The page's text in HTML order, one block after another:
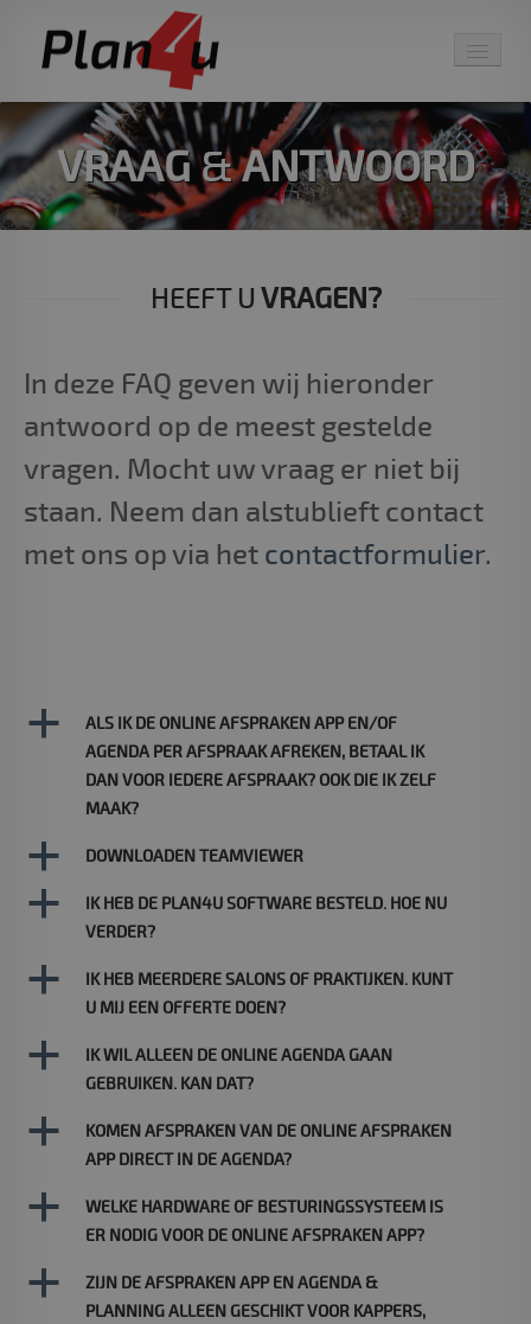
HOME
ONLINE AFSPRAKEN
AGENDA & PLANNING
DEMO
PRIJZEN
CONTACT
VRAAG&ANTWOORD
HEEFT U VRAGEN?
In deze FAQ geven wij hieronder
antwoord op de meest gestelde
vragen. Mocht uw vraag er niet bij
staan. Neem dan alstublieft contact
met ons op via het contactformulier.
a
ALS IK DE ONLINE AFSPRAKEN APP EN/OF
AGENDA PER AFSPRAAK AFREKEN, BETAAL IK
DAN VOOR IEDERE AFSPRAAK? OOK DIE IK ZELF
MAAK?
a DOWNLOADEN TEAMVIEWER
a
IK HEB DE PLAN4U SOFTWARE BESTELD. HOE NU
VERDER?
a
IK HEB MEERDERE SALONS OF PRAKTIJKEN. KUNT
U MIJ EEN OFFERTE DOEN?
a
IK WIL ALLEEN DE ONLINE AGENDA GAAN
GEBRUIKEN. KAN DAT?
a
KOMEN AFSPRAKEN VAN DE ONLINE AFSPRAKEN
APP DIRECT IN DE AGENDA?
a
WELKE HARDWARE OF BESTURINGSSYSTEEM IS
ER NODIG VOOR DE ONLINE AFSPRAKEN APP?
a
ZIJN DE AFSPRAKEN APP EN AGENDA &
PLANNING ALLEEN GESCHIKT VOOR KAPPERS,